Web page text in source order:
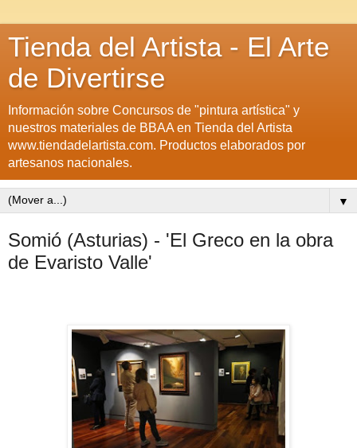
Tienda del Artista - El Arte
de Divertirse
Información sobre Concursos de "pintura artística" y
nuestros materiales de BBAA en Tienda del Artista
www.tiendadelartista.com. Productos elaborados por
artesanos nacionales.
▼
Somió (Asturias) - 'El Greco en la obra
de Evaristo Valle'